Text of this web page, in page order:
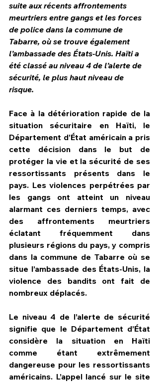
HPN Live
suite aux récents affrontements
meurtriers entre gangs et les forces
de police dans la commune de
Tabarre, où se trouve également
l’ambassade des États-Unis. Haïti a
été classé au niveau 4 de l’alerte de
sécurité, le plus haut niveau de
risque.
Face à la détérioration rapide de la
situation sécuritaire en Haïti, le
Département d’État américain a pris
cette décision dans le but de
protéger la vie et la sécurité de ses
ressortissants présents dans le
pays. Les violences perpétrées par
les gangs ont atteint un niveau
alarmant ces derniers temps, avec
des affrontements meurtriers
éclatant fréquemment dans
plusieurs régions du pays, y compris
dans la commune de Tabarre où se
situe l’ambassade des États-Unis, la
violence des bandits ont fait de
nombreux déplacés.
Le niveau 4 de l’alerte de sécurité
signifie que le Département d’État
considère la situation en Haïti
comme étant extrêmement
dangereuse pour les ressortissants
américains. L’appel lancé sur le site